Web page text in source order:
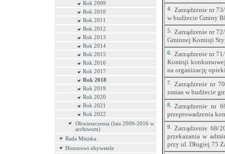
Rok 2009
Rok 2010
Rok 2011
Rok 2012
Rok 2013
Rok 2014
Rok 2015
Rok 2016
Rok 2017
Rok 2018
Rok 2019
Rok 2020
Rok 2021
Rok 2022
Obwieszczenia (lata 2009-2016 w
archiwum)
Rada Miejska
Honorowi obywatele
4.
Zarządzenie nr
w budżecie Gminy
5.
Zarządzenie nr
Gminnej Komisji
6.
Zarządzenie nr
Komisji
na organizację
7.
Zarządzenie nr
zmian w budżecie
8.
Zarządzenie nr
przeprowadzenia
9.
Zarządzenie 68/
przekazania w
przy ul. Długiej 75